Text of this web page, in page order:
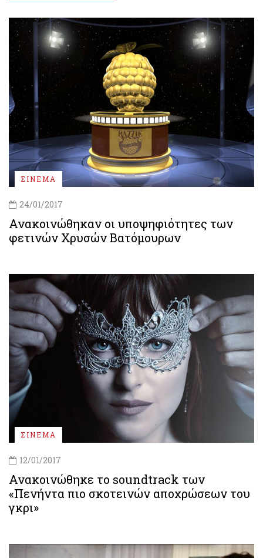
ΣΙΝΕΜΑ
24/01/2017
Ανακοινώθηκαν οι υποψηφιότητες των
φετινών Χρυσών Βατόμουρων
ΣΙΝΕΜΑ
12/01/2017
Ανακοινώθηκε το soundtrack των
«Πενήντα πιο σκοτεινών αποχρώσεων του
γκρι»